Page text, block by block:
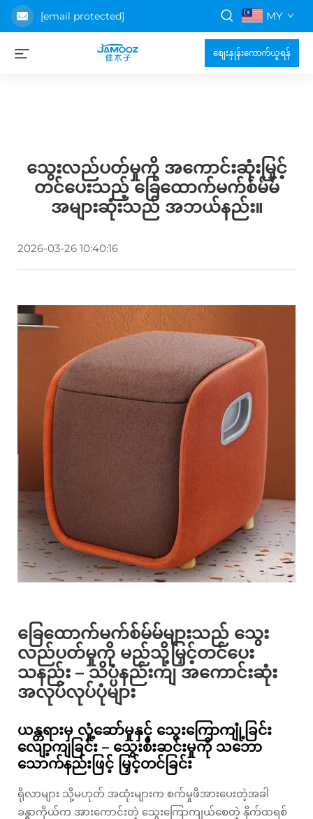
[email protected] MY
စျေးနှုန်းကောက်ယူရန်
သွေးလည်ပတ်မှုကို အကောင်းဆုံးမြှင့်
တင်ပေးသည့် ခြေထောက်မက်စ်မ်မ်
အများဆုံးသည် အဘယ်နည်း။
2026-03-26 10:40:16
ခြေထောက်မက်စ်မ်မ်များသည် သွေး
လည်ပတ်မှုကို မည်သို့မြှင့်တင်ပေး
သနည်း – သိပ္ပံနည်းကျ အကောင်းဆုံး
အလုပ်လုပ်ပုံများ
ယန္တရားမှ လှုံ့ဆော်မှုနှင့် သွေးကြောကျုံ့ခြင်း
လျော့ကျခြင်း – သွေးစီးဆင်းမှုကို သဘော
သောက်နည်းဖြင့် မြှင့်တင်ခြင်း
ရိုလာများ သို့မဟုတ် အထုံးများက စက်မှုဖိအားပေးတဲ့အခါ
ခန္ဓာကိုယ်က အားကောင်းတဲ့ သွေးကြောကျယ်စေတဲ့ နိုက်ထရစ်